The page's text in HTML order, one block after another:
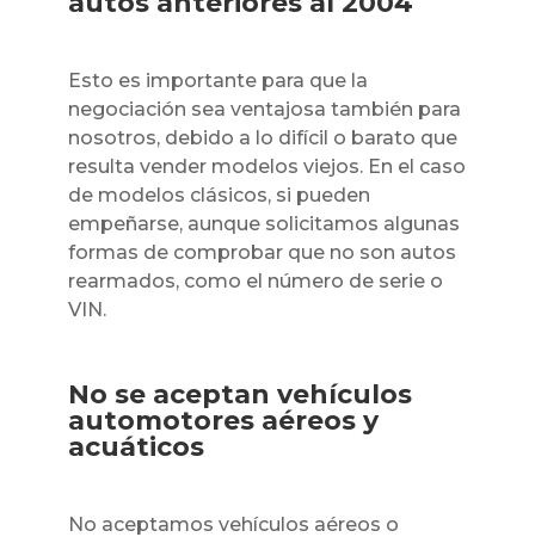
Esto es importante para que la
negociación sea ventajosa también para
nosotros, debido a lo difícil o barato que
resulta vender modelos viejos. En el caso
de modelos clásicos, si pueden
empeñarse, aunque solicitamos algunas
formas de comprobar que no son autos
rearmados, como el número de serie o
VIN.
No se aceptan vehículos
automotores aéreos y
acuáticos
No aceptamos vehículos aéreos o